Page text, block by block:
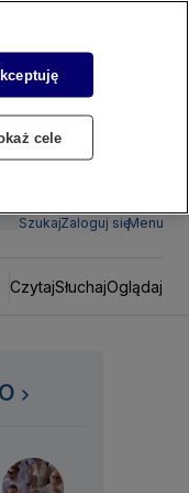
SzukajZaloguj sięMenu
CzytajSłuchajOglądaj
cele